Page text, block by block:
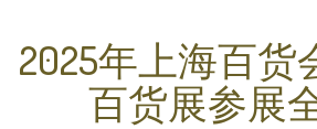
2025年上海百货
百货展参展